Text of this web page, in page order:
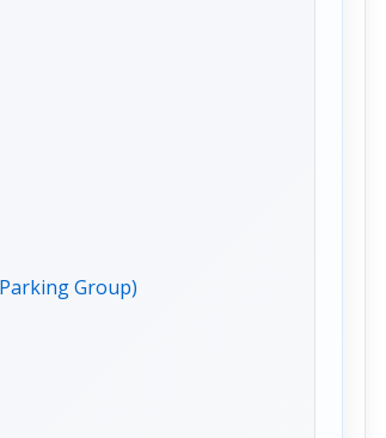
Group)